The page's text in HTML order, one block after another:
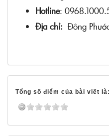
Hotline:
Địa chỉ: Đông
Tổng số điểm của bài viết